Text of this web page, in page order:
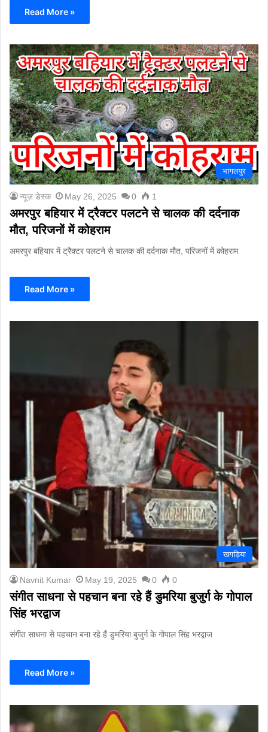
Read More »
भागलपुर
न्यूज़ डेस्क May 26, 2025 0 1
अमरपुर बहियार में ट्रैक्टर पलटने से चालक की दर्दनाक
मौत, परिजनों में कोहराम
अमरपुर बहियार में ट्रैक्टर पलटने से चालक की दर्दनाक मौत, परिजनों में कोहराम
Read More »
खगड़िया
Navnit Kumar May 19, 2025 0 0
संगीत साधना से पहचान बना रहे हैं डुमरिया बुजुर्ग के गोपाल
सिंह भरद्वाज
संगीत साधना से पहचान बना रहे हैं डुमरिया बुजुर्ग के गोपाल सिंह भरद्वाज
Read More »